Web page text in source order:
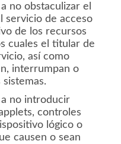
no obstaculizar el
servicio de acceso
de los recursos
cuales el titular de
así como
interrumpan o
no introducir
controles
lógico o
causen o sean